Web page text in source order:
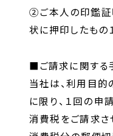
②ご本人の印鑑証
状に押印したもの
■ご請求に関する
当社は、利用目
に限り、１回の申
消費税をご請求さ